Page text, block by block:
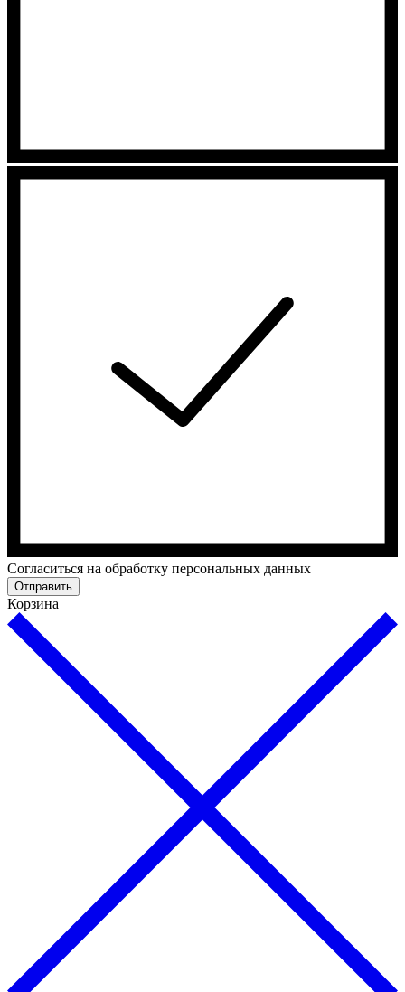
Cогласиться на обработку персональных данных
Отправить
Корзина